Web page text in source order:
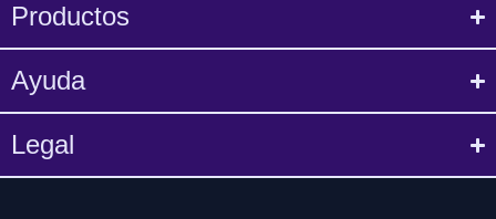
Productos
Ayuda
Legal